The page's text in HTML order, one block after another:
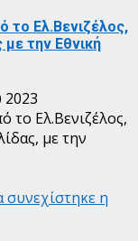
το Ελ.Βενιζέλος,
την Εθνική
2023
το Ελ.Βενιζέλος,
με την
συνεχίστηκε η